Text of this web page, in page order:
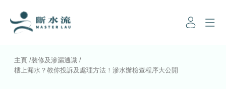
主頁 /裝修及滲漏通識 /
樓上漏水？教你投訴及處理方法！滲水辦檢查程序大公開